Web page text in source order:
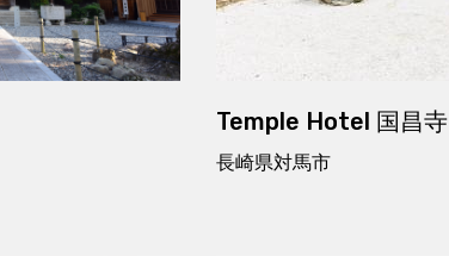
Temple Hotel 国昌寺
長崎県対馬市